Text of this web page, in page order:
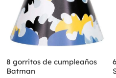
8 gorritos de cumpleaños
Batman